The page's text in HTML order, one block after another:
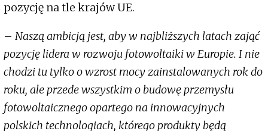
pozycję na tle krajów UE.
– Naszą ambicją jest, aby w najbliższych latach zająć
pozycję lidera w rozwoju fotowoltaiki w Europie. I nie
chodzi tu tylko o wzrost mocy zainstalowanych rok do
roku, ale przede wszystkim o budowę przemysłu
fotowoltaicznego opartego na innowacyjnych
polskich technologiach, którego produkty będą